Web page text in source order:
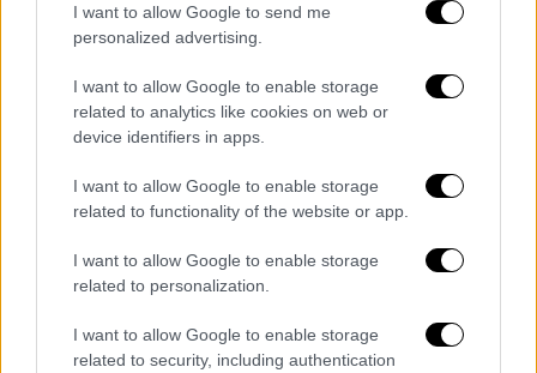
I want to allow Google to send me
personalized advertising.
I want to allow Google to enable storage
related to analytics like cookies on web or
device identifiers in apps.
I want to allow Google to enable storage
related to functionality of the website or app.
I want to allow Google to enable storage
related to personalization.
I want to allow Google to enable storage
related to security, including authentication
επιζώντες μειώνονται όσο περνούν οι ώρες,
έξι ημέρες αφού ξαφνικές πλημμύρες
σάρωσαν περιοχή με άφθονο τουρισμό εν
μέσω του τριημέρου της αμερικανικής
εθνικής εορτής.